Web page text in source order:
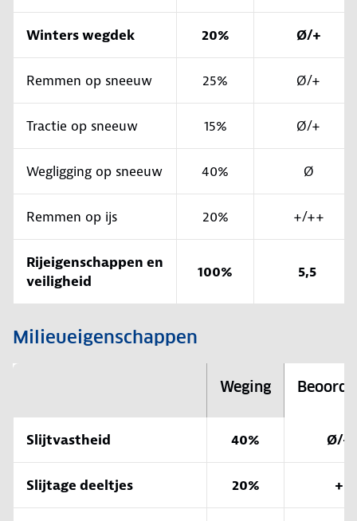
Winters wegdek 20% Ø/+
Remmen op sneeuw 25% Ø/+
Tractie op sneeuw 15% Ø/+
Wegligging op sneeuw 40% Ø
Remmen op ijs 20% +/++
Rijeigenschappen en
veiligheid
100% 5,5
Milieueigenschappen
Weging
Slijtvastheid 40% Ø/+
Slijtage deeltjes 20% +